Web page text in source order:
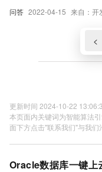
问答 2022-04-15 来自：开
<
更新时间 2024-10-22
本页面内关键词为智能算法
面下方点击"联系我们"与我们
Oracle数据库一键上